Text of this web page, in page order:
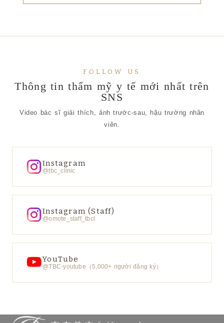
FOLLOW US
Thông tin thẩm mỹ y tế mới nhất trên
SNS
Video bác sĩ giải thích, ảnh trước-sau, hậu trường nhân
viên.
Instagram
@tbc_clinic
Instagram (Staff)
@omote_staff_tbcl
YouTube
@TBC-youtube（5,000+ người đăng ký）